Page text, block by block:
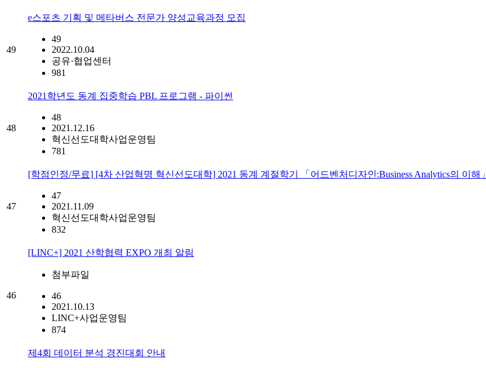
49
e스포츠 기획 및 메타버스 전문가 양성교육과정 모집
49
2022.10.04
공유·협업센터
981
48
2021학년도 동계 집중학습 PBL 프로그램 - 파이썬
48
2021.12.16
혁신선도대학사업운영팀
781
47
[학점인정/무료] [4차 산업혁명 혁신선도대학] 2021 동계 계절학기 「어드벤처디자인:Business Analytics의 이해」
47
2021.11.09
혁신선도대학사업운영팀
832
46
[LINC+] 2021 산학협력 EXPO 개최 알림
첨부파일
46
2021.10.13
LINC+사업운영팀
874
제4회 데이터 분석 경진대회 안내